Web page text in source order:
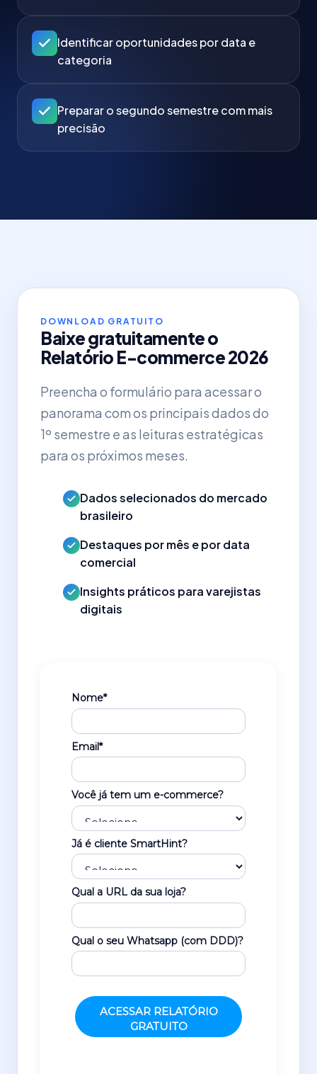
Identificar oportunidades por data e
categoria
Preparar o segundo semestre com mais
precisão
DOWNLOAD GRATUITO
Baixe gratuitamente o
Relatório E-commerce 2026
Preencha o formulário para acessar o
panorama com os principais dados do
1º semestre e as leituras estratégicas
para os próximos meses.
Dados selecionados do mercado
brasileiro
Destaques por mês e por data
comercial
Insights práticos para varejistas
digitais
Nome*
Email*
Você já tem um e-commerce?
Já é cliente SmartHint?
Qual a URL da sua loja?
Qual o seu Whatsapp (com DDD)?
ACESSAR RELATÓRIO
GRATUITO